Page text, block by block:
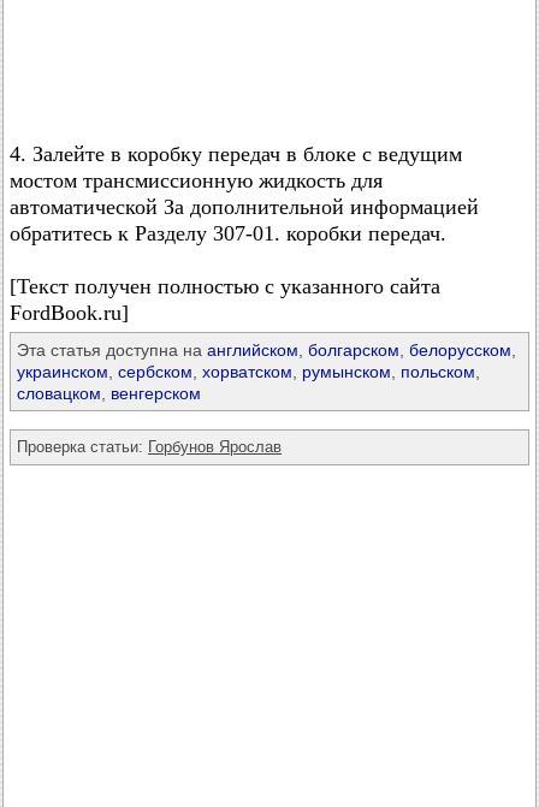
4. Залейте в коробку передач в блоке с ведущим
мостом трансмиссионную жидкость для
автоматической За дополнительной информацией
обратитесь к Разделу 307-01. коробки передач.
[Текст получен полностью с указанного сайта
FordBook.ru]
Эта статья доступна на английском болгарском белорусском
украинском сербском хорватском румынском польском
словацком
венгерском
Проверка статьи: Горбунов Ярослав